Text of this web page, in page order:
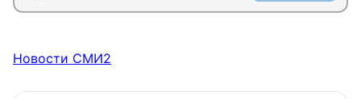
Новости СМИ2